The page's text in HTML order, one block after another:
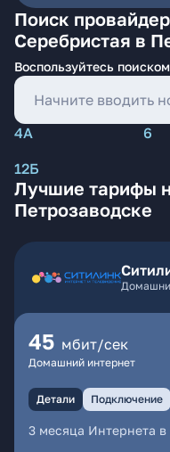
Поиск
Серебристая в
Воспользуйтесь
4А 6
12Б
Лучшие тарифы
Петрозаводске
45 мбит/сек
Домашний интернет
Детали Подключение
3 месяца Интернета в